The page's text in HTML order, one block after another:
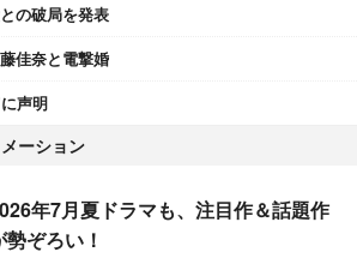
の破局を発表
佳奈と電撃婚
声明
ーション
年7月夏ドラマも、注目作＆話題作
勢ぞろい！